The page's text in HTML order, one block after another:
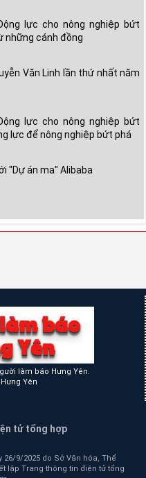
lực cho nông nghiệp bứt
những cánh đồng
Văn Linh lần thứ nhất năm
lực cho nông nghiệp bứt
lực để nông nghiệp bứt phá
"Dự án ma" Alibaba
làm báo Hưng Yên.
Yên
tử tổng hợp
26/9/2025 do Sở Văn hóa, Thể
lập Trang thông tin điện tử tổng